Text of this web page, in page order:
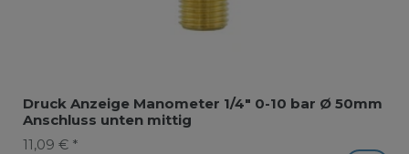
Druck Anzeige Manometer 1/4" 0-10 bar Ø 50mm
Anschluss unten mittig
11,09 € *